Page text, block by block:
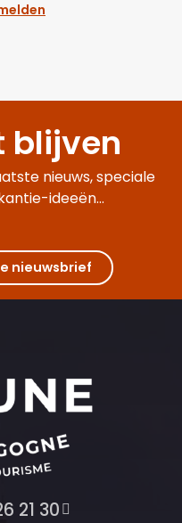
blijven
nieuws, speciale
ideeën...
nieuwsbrief
21 30